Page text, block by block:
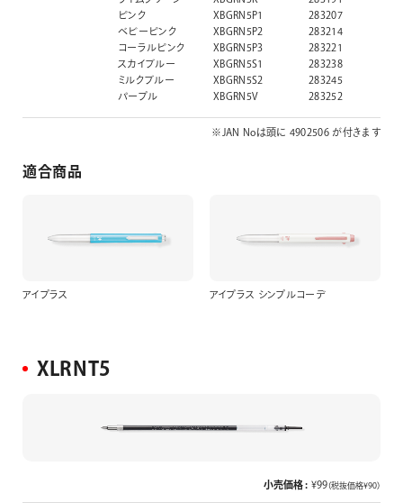
ピンク
XBGRN5P1
283207
ベビーピンク
XBGRN5P2
283214
コーラルピンク
XBGRN5P3
283221
スカイブルー
XBGRN5S1
283238
ミルクブルー
XBGRN5S2
283245
パープル
XBGRN5V 283252
※JAN Noは頭に 4902506 が付きます
適合商品
アイプラス アイプラス シンプルコーデ
XLRNT5
小売価格 : ¥99（税抜価格¥90）